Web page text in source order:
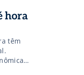
hora
têm
de